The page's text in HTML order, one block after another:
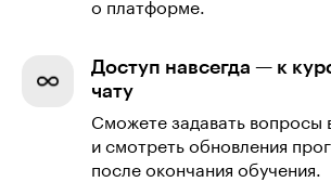
о платформе.
Доступ навсегда — к
чату
Сможете задавать вопросы
и смотреть обновления
после окончания обучения.